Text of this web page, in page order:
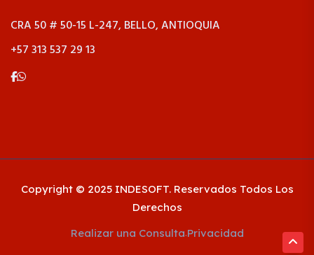
CRA 50 # 50-15 L-247, BELLO, ANTIOQUIA
+57 313 537 29 13
Copyright © 2025 INDESOFT. Reservados Todos Los
Derechos
Realizar una Consulta Privacidad